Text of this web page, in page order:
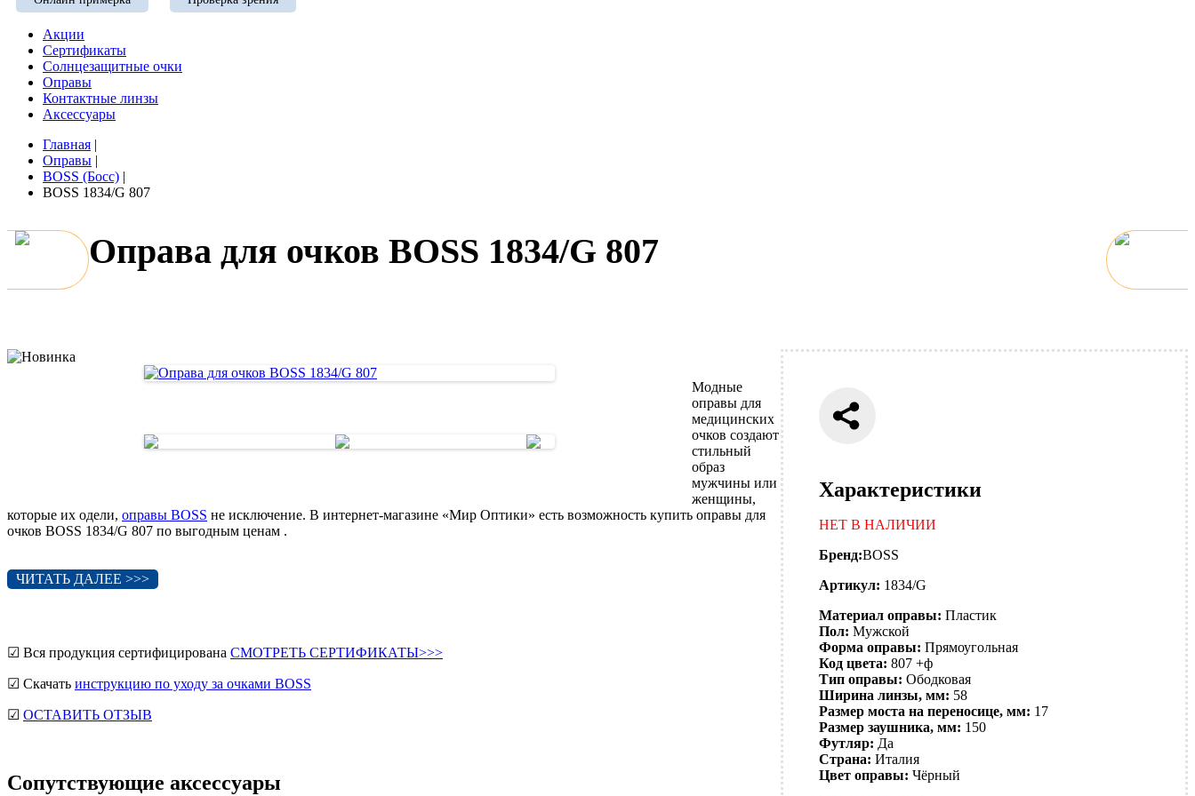
Акции
Сертификаты
Солнцезащитные очки
Оправы
Контактные линзы
Аксессуары
Главная |
Оправы |
BOSS (Босс) |
BOSS 1834/G 807
Оправа для очков BOSS 1834/G 807
Характеристики
НЕТ В НАЛИЧИИ
Бренд:BOSS
Артикул: 1834/G
Материал оправы: Пластик
Пол: Мужской
Форма оправы: Прямоугольная
Код цвета: 807 +ф
Тип оправы: Ободковая
Ширина линзы, мм: 58
Размер моста на переносице, мм: 17
Размер заушника, мм: 150
Футляр: Да
Страна: Италия
Цвет оправы: Чёрный
Модные
оправы для
медицинских
очков создают
стильный
образ
мужчины или
женщины,
которые их одели, оправы BOSS не исключение. В интернет-магазине «Мир Оптики» есть возможность купить оправы для
очков BOSS 1834/G 807 по выгодным ценам .
ЧИТАТЬ ДАЛЕЕ >>>
☑ Вся продукция сертифицирована СМОТРЕТЬ СЕРТИФИКАТЫ>>>
☑ Скачать инструкцию по уходу за очками BOSS
☑ ОСТАВИТЬ ОТЗЫВ
Сопутствующие аксессуары